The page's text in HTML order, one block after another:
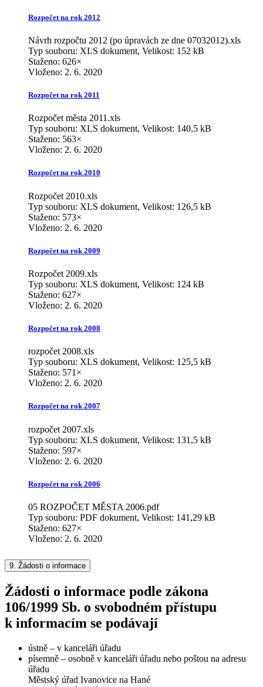
Rozpočet na rok 2012
Návrh rozpočtu 2012 (po úpravách ze dne 07032012).xls
Typ souboru: XLS dokument, Velikost: 152 kB
Staženo: 626×
Vloženo: 2. 6. 2020
Rozpočet na rok 2011
Rozpočet města 2011.xls
Typ souboru: XLS dokument, Velikost: 140,5 kB
Staženo: 563×
Vloženo: 2. 6. 2020
Rozpočet na rok 2010
Rozpočet 2010.xls
Typ souboru: XLS dokument, Velikost: 126,5 kB
Staženo: 573×
Vloženo: 2. 6. 2020
Rozpočet na rok 2009
Rozpočet 2009.xls
Typ souboru: XLS dokument, Velikost: 124 kB
Staženo: 627×
Vloženo: 2. 6. 2020
Rozpočet na rok 2008
rozpočet 2008.xls
Typ souboru: XLS dokument, Velikost: 125,5 kB
Staženo: 571×
Vloženo: 2. 6. 2020
Rozpočet na rok 2007
rozpočet 2007.xls
Typ souboru: XLS dokument, Velikost: 131,5 kB
Staženo: 597×
Vloženo: 2. 6. 2020
Rozpočet na rok 2006
05 ROZPOČET MĚSTA 2006.pdf
Typ souboru: PDF dokument, Velikost: 141,29 kB
Staženo: 627×
Vloženo: 2. 6. 2020
9. Žádosti o informace
Žádosti o informace podle zákona
106/1999 Sb. o svobodném přístupu
k informacím se podávají
ústně – v kanceláři úřadu
písemně – osobně v kanceláři úřadu nebo poštou na adresu
úřadu
Městský úřad Ivanovice na Hané